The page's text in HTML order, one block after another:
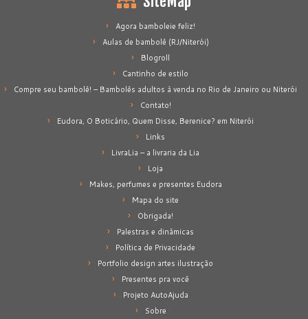
Agora bamboleie feliz!
Aulas de bambolê (RJ/Niterói)
Blogroll
Cantinho de estilo
Compre seu bambolê! – Bambolês adultos à venda no Rio de Janeiro ou Niterói
Contato!
Eudora, O Boticário, Quem Disse, Berenice? em Niterói
Links
LivraLia – a livraria da Lia
Loja
Makes, perfumes e presentes Eudora
Mapa do site
Obrigada!
Palestras e dinâmicas
Política de Privacidade
Portfolio design artes ilustração
Presentes pra você
Projeto AutoAjuda
Sobre